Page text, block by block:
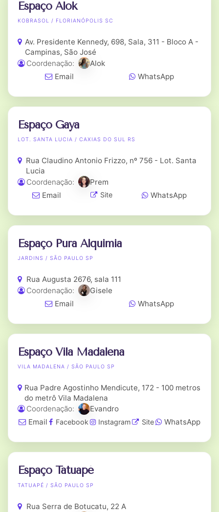
Espaço Alok
KOBRASOL / FLORIANÓPOLIS SC
Av. Presidente Kennedy, 698, Sala, 311 - Bloco A -
Campinas, São José
Coordenação:
Alok
Email
WhatsApp
Espaço Gaya
LOT. SANTA LUCIA / CAXIAS DO SUL RS
Rua Claudino Antonio Frizzo, nº 756 - Lot. Santa
Lucia
Coordenação:
Prem
Email
Site WhatsApp
Espaço Pura Alquimia
JARDINS / SÃO PAULO SP
Rua Augusta 2676, sala 111
Coordenação:
Gisele
Email
WhatsApp
Espaço Vila Madalena
VILA MADALENA / SÃO PAULO SP
Rua Padre Agostinho Mendicute, 172 - 100 metros
do metrô Vila Madalena
Coordenação:
Evandro
Email
Facebook Instagram Site WhatsApp
Espaço Tatuapé
TATUAPÉ / SÃO PAULO SP
Rua Serra de Botucatu, 22 A